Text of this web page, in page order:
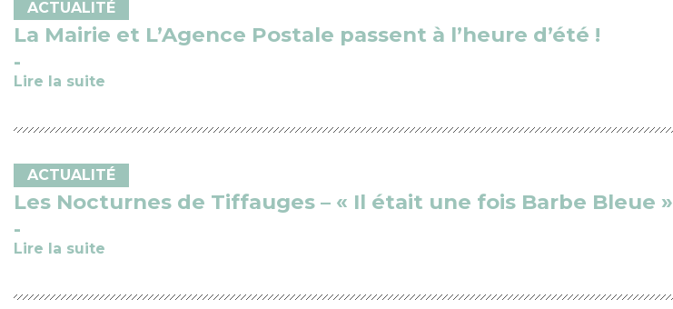
ACTUALITÉ
La Mairie et L’Agence Postale passent à l’heure d’été !
Lire la suite
ACTUALITÉ
Les Nocturnes de Tiffauges – « Il était une fois Barbe Bleue »
Lire la suite